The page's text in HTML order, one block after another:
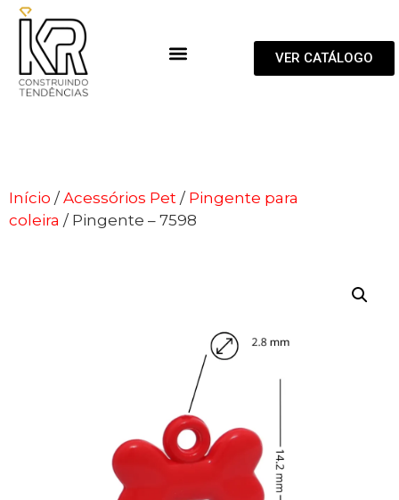
VER CATÁLOGO
Início /Acessórios Pet / Pingente para
coleira / Pingente – 7598